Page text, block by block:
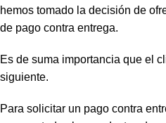
hemos tomado la decisión de
de pago contra entrega.
Es de suma importancia que el
siguiente.
Para solicitar un pago contra